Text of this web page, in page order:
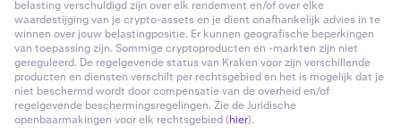
belasting verschuldigd zijn over elk rendement en/of over elke
waardestijging van je crypto-assets en je dient onafhankelijk advies in te
winnen over jouw belastingpositie. Er kunnen geografische beperkingen
van toepassing zijn. Sommige cryptoproducten en -markten zijn niet
gereguleerd. De regelgevende status van Kraken voor zijn verschillende
producten en diensten verschilt per rechtsgebied en het is mogelijk dat je
niet beschermd wordt door compensatie van de overheid en/of
regelgevende beschermingsregelingen. Zie de Juridische
openbaarmakingen voor elk rechtsgebied (hier).